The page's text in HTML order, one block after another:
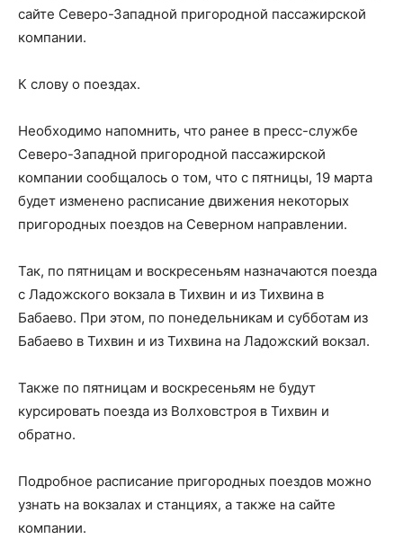
сайте Северо-Западной пригородной пассажирской
компании.
К слову о поездах.
Необходимо напомнить, что ранее в пресс-службе
Северо-Западной пригородной пассажирской
компании сообщалось о том, что с пятницы, 19 марта
будет изменено расписание движения некоторых
пригородных поездов на Северном направлении.
Так, по пятницам и воскресеньям назначаются поезда
с Ладожского вокзала в Тихвин и из Тихвина в
Бабаево. При этом, по понедельникам и субботам из
Бабаево в Тихвин и из Тихвина на Ладожский вокзал.
Также по пятницам и воскресеньям не будут
курсировать поезда из Волховстроя в Тихвин и
обратно.
Подробное расписание пригородных поездов можно
узнать на вокзалах и станциях, а также на сайте
компании.